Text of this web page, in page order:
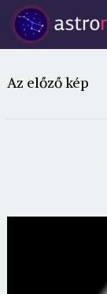
Az előző kép